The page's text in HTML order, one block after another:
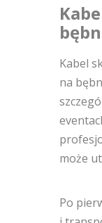
Kabel
na
może
Po